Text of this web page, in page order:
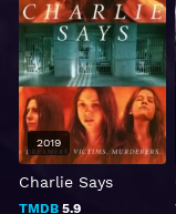
Charlie Says
TMDB5.9
2019